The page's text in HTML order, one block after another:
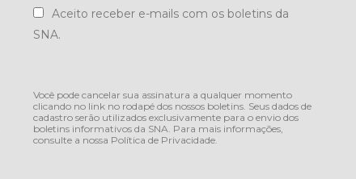
Aceito receber e-mails com os boletins da
SNA.
Você pode cancelar sua assinatura a qualquer momento
clicando no link no rodapé dos nossos boletins. Seus dados de
cadastro serão utilizados exclusivamente para o envio dos
boletins informativos da SNA. Para mais informações,
consulte a nossa Política de Privacidade.